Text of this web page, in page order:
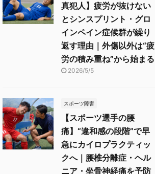
真犯人】疲労が抜けない
とシンスプリント・グロ
インペイン症候群が繰り
返す理由｜外傷以外は“疲
労の積み重ね”から始まる
2026/5/5
スポーツ障害
【スポーツ選手の腰
痛】“違和感の段階”で早
急にカイロプラクティッ
クへ｜腰椎分離症・ヘル
ニア・坐骨神経痛を予防